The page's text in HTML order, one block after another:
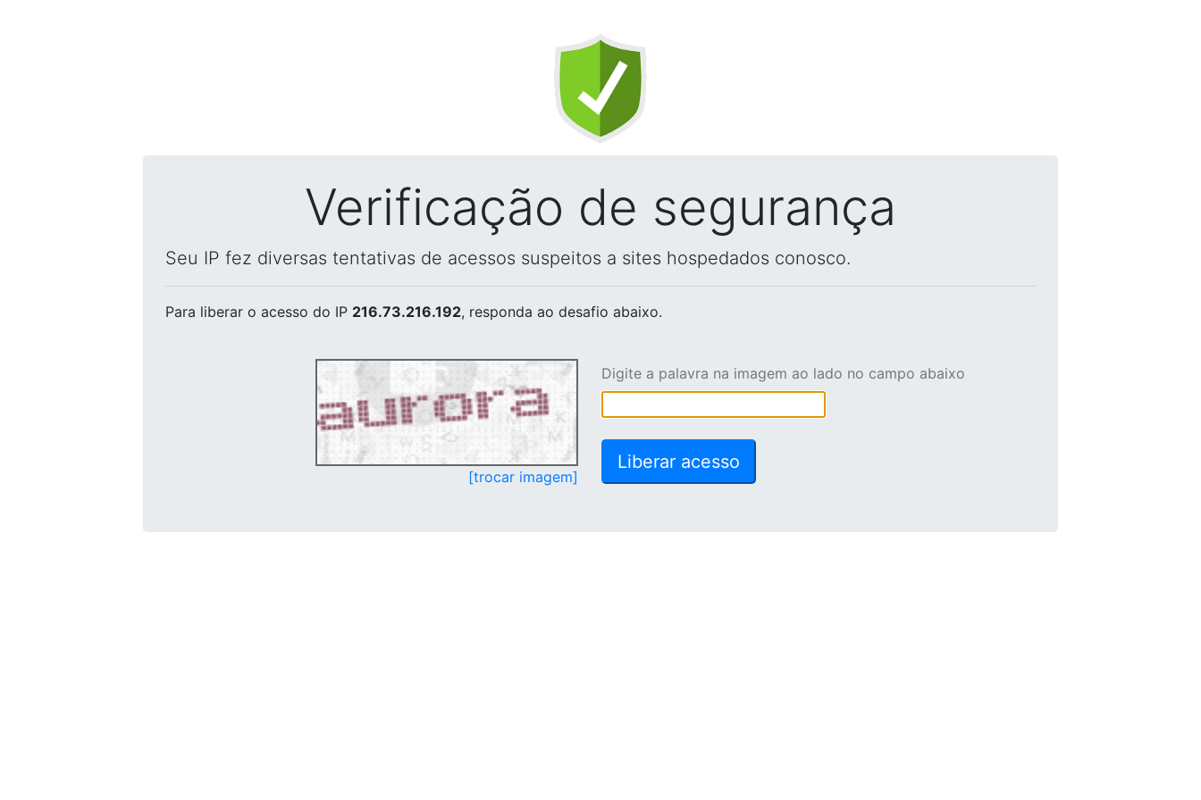
Verificação de segurança
Seu IP fez diversas tentativas de acessos suspeitos a sites hospedados conosco.
Para liberar o acesso do IP 216.73.216.192, responda ao desafio abaixo.
[trocar imagem]
Digite a palavra na imagem ao lado no campo abaixo